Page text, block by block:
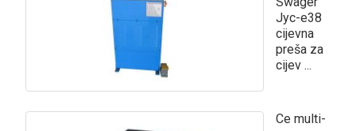
Jyc-e38
cijevna
preša za
cijev ...
Ce multi-